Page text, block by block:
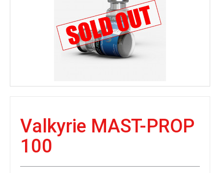
Valkyrie MAST-PROP
100